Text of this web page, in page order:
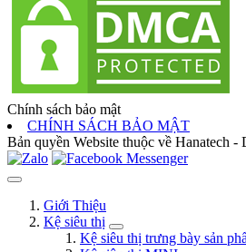
Chính sách bảo mật
CHÍNH SÁCH BẢO MẬT
Bản quyền Website thuộc về Hanatech -
Giới Thiệu
Kệ siêu thị
Kệ siêu thị trưng bày sản